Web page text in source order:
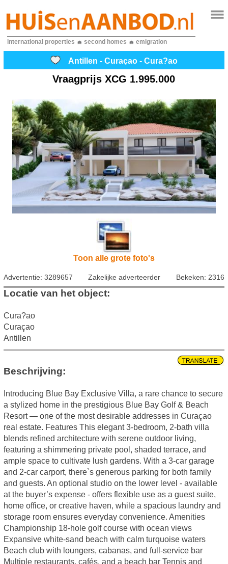
international properties second homes emigration
Antillen - Curaçao - Cura?ao
VraagprijsXCG 1.995.000
Toon alle grote foto's
Advertentie: 3289657 Zakelijke adverteerder Bekeken: 2316
Locatie van het object:
Cura?ao
Curaçao
Antillen
Beschrijving:
Introducing Blue Bay Exclusive Villa, a rare chance to secure
a stylized home in the prestigious Blue Bay Golf & Beach
Resort — one of the most desirable addresses in Curaçao
real estate. Features This elegant 3-bedroom, 2-bath villa
blends refined architecture with serene outdoor living,
featuring a shimmering private pool, shaded terrace, and
ample space to cultivate lush gardens. With a 3-car garage
and 2-car carport, there`s generous parking for both family
and guests. An optional studio on the lower level - available
at the buyer’s expense - offers flexible use as a guest suite,
home office, or creative haven, while a spacious laundry and
storage room ensures everyday convenience. Amenities
Championship 18-hole golf course with ocean views
Expansive white-sand beach with calm turquoise waters
Beach club with loungers, cabanas, and full-service bar
Multiple restaurants, cafés, and a beach bar Tennis and